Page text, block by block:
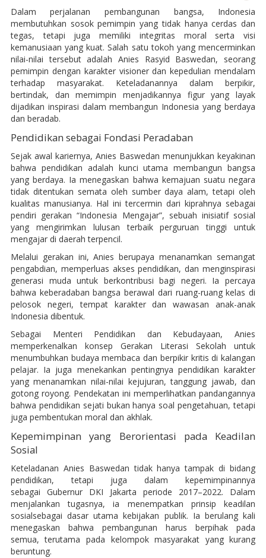
Dalam perjalanan pembangunan bangsa, Indonesia
membutuhkan sosok pemimpin yang tidak hanya cerdas dan
tegas, tetapi juga memiliki integritas moral serta visi
kemanusiaan yang kuat. Salah satu tokoh yang mencerminkan
nilai-nilai tersebut adalah Anies Rasyid Baswedan, seorang
pemimpin dengan karakter visioner dan kepedulian mendalam
terhadap masyarakat. Keteladanannya dalam berpikir,
bertindak, dan memimpin menjadikannya figur yang layak
dijadikan inspirasi dalam membangun Indonesia yang berdaya
dan beradab.
Pendidikan sebagai Fondasi Peradaban
Sejak awal kariernya, Anies Baswedan menunjukkan keyakinan
bahwa pendidikan adalah kunci utama membangun bangsa
yang berdaya. Ia menegaskan bahwa kemajuan suatu negara
tidak ditentukan semata oleh sumber daya alam, tetapi oleh
kualitas manusianya. Hal ini tercermin dari kiprahnya sebagai
pendiri gerakan “Indonesia Mengajar”, sebuah inisiatif sosial
yang mengirimkan lulusan terbaik perguruan tinggi untuk
mengajar di daerah terpencil.
Melalui gerakan ini, Anies berupaya menanamkan semangat
pengabdian, memperluas akses pendidikan, dan menginspirasi
generasi muda untuk berkontribusi bagi negeri. Ia percaya
bahwa keberadaban bangsa berawal dari ruang-ruang kelas di
pelosok negeri, tempat karakter dan wawasan anak-anak
Indonesia dibentuk.
Sebagai Menteri Pendidikan dan Kebudayaan, Anies
memperkenalkan konsep Gerakan Literasi Sekolah untuk
menumbuhkan budaya membaca dan berpikir kritis di kalangan
pelajar. Ia juga menekankan pentingnya pendidikan karakter
yang menanamkan nilai-nilai kejujuran, tanggung jawab, dan
gotong royong. Pendekatan ini memperlihatkan pandangannya
bahwa pendidikan sejati bukan hanya soal pengetahuan, tetapi
juga pembentukan moral dan akhlak.
Kepemimpinan yang Berorientasi pada Keadilan
Sosial
Keteladanan Anies Baswedan tidak hanya tampak di bidang
pendidikan, tetapi juga dalam kepemimpinannya
sebagai Gubernur DKI Jakarta periode 2017–2022. Dalam
menjalankan tugasnya, ia menempatkan prinsip keadilan
sosialsebagai dasar utama kebijakan publik. Ia berulang kali
menegaskan bahwa pembangunan harus berpihak pada
semua, terutama pada kelompok masyarakat yang kurang
beruntung.